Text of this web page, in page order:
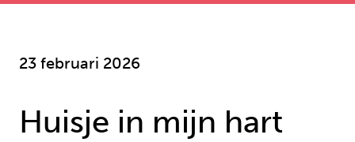
23 februari 2026
Huisje in mijn hart